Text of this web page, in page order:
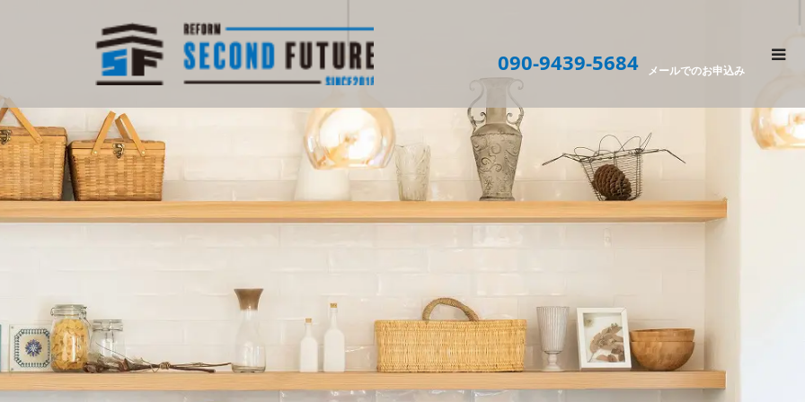
090-9439-5684 メールでのお申込み